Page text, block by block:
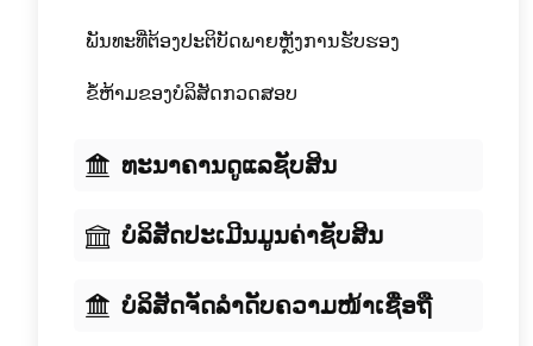
ພັນທະທີ່ຕ້ອງປະຕິບັດພາຍຫຼັງການຮັບຮອງ
ຂໍ້ຫ້າມຂອງບໍລິສັດກວດສອບ
ທະນາຄານດູແລຊັບສິນ
ບໍລິສັດປະເມີນມູນຄ່າຊັບສິນ
ບໍລິສັດຈັດລໍາດັບຄວາມໜ້າເຊື່ອຖື